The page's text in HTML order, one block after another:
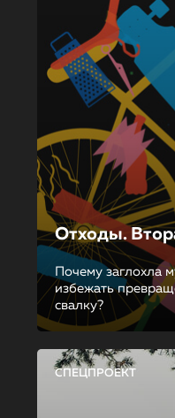
Отходы.
Почему заглохла
избежать
свалку?
СПЕЦПРОЕКТ